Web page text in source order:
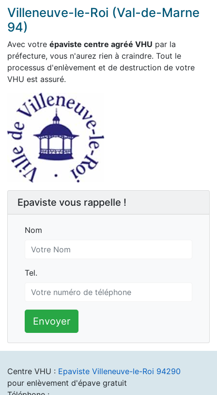
Villeneuve-le-Roi (Val-de-Marne
94)
Avec votre épaviste centre agréé VHU par la
préfecture, vous n'aurez rien à craindre. Tout le
processus d'enlèvement et de destruction de votre
VHU est assuré.
Epaviste vous rappelle !
Nom
Nom
Tel.
Tel.
Envoyer
Centre VHU : Epaviste Villeneuve-le-Roi 94290
pour enlèvement d'épave gratuit